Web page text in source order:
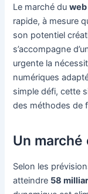
Le marché du
rapide, à mesure
son potentiel
s’accompagne
urgente la
numériques
simple défi, cette
des méthodes de
Un
Selon les
atteindre 58